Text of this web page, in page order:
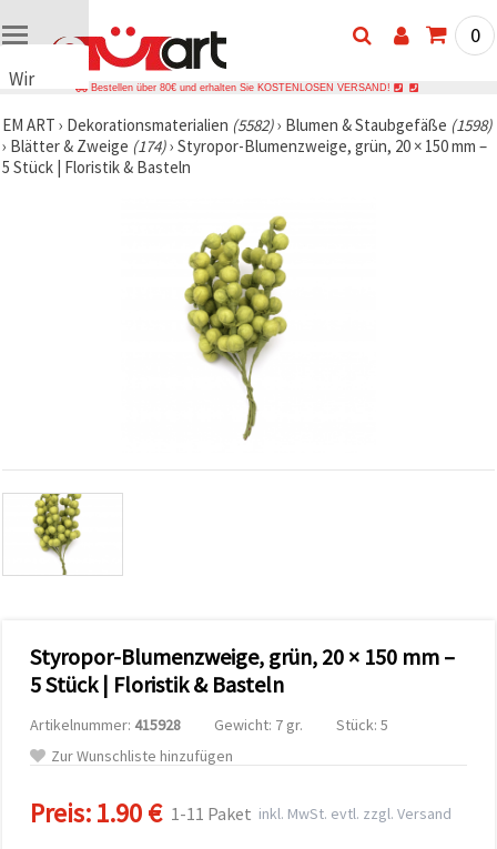
Wir
Cookies
🍪 Wir
verwenden
Datenverkehr
analysieren
sowie
relevantere
Unterstützung
unserer
Partner für
und
Sie können
Cookies
akzeptieren,
0
Bestellen über 80€ und erhalten Sie KOSTENLOSEN VERSAND!
EM ART › Dekorationsmaterialien (5582)› Blumen & Staubgefäße (1598)
› Blätter & Zweige (174)› Styropor-Blumenzweige, grün, 20 × 150 mm –
5 Stück | Floristik & Basteln
Styropor-Blumenzweige, grün, 20 × 150 mm –
5 Stück | Floristik & Basteln
Artikelnummer: 415928 Gewicht: 7 gr.
Stück: 5
Zur Wunschliste hinzufügen
Preis:1.90 € 1-11 Paket inkl. MwSt. evtl. zzgl. Versand